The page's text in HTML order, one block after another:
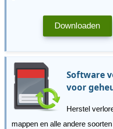
Downloaden
Software
voor
Herstel
mappen en alle andere